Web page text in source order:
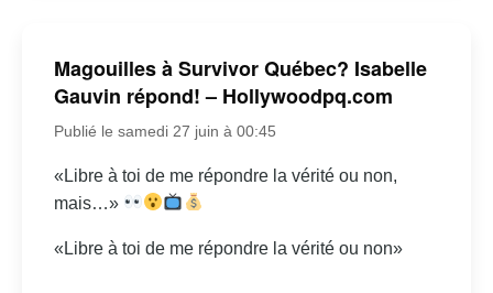
Magouilles à Survivor Québec? Isabelle
Gauvin répond! – Hollywoodpq.com
Publié le samedi 27 juin à 00:45
«Libre à toi de me répondre la vérité ou non,
mais…»
«Libre à toi de me répondre la vérité ou non»